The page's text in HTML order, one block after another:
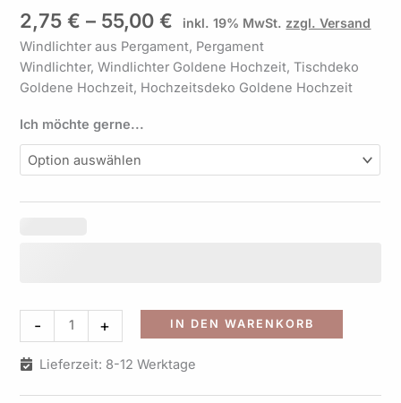
2,75€ – 55,00€ inkl. 19% MwSt. zzgl. Versand
Windlichter aus Pergament, Pergament
Windlichter, Windlichter Goldene Hochzeit, Tischdeko
Goldene Hochzeit, Hochzeitsdeko Goldene Hochzeit
Ich möchte gerne...
- + IN DEN WARENKORB
Lieferzeit: 8-12 Werktage